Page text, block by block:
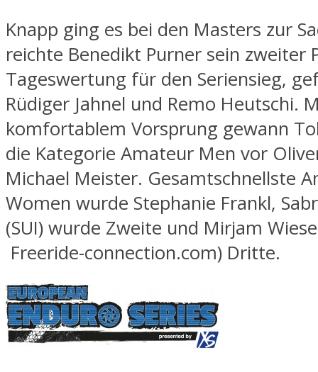
Knapp ging es bei den Masters zur
reichte Benedikt Purner sein zweiter
Tageswertung für den Seriensieg,
Rüdiger Jahnel und Remo Heutschi.
komfortablem Vorsprung gewann
die Kategorie Amateur Men vor
Michael Meister. Gesamtschnellste
Women wurde Stephanie Frankl,
(SUI) wurde Zweite und Mirjam
Freeride-connection.com) Dritte.